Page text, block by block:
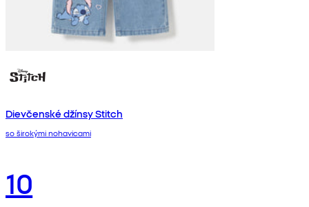
Dievčenské džínsy Stitch
so širokými nohavicami
10